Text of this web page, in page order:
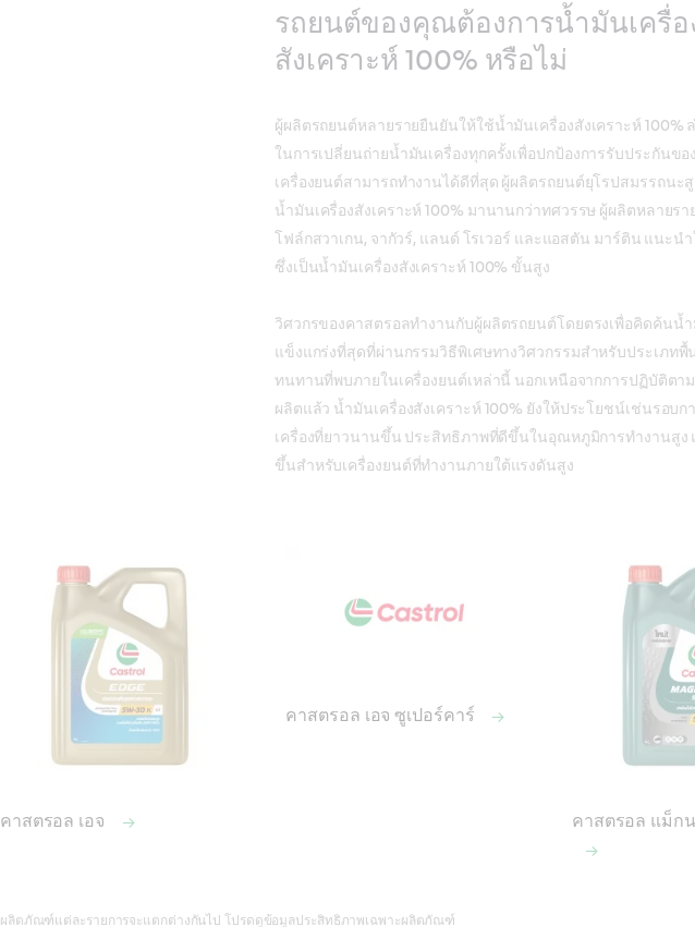
รถยนต์ของคุณต้องการน้ำมันเครื่อ
สังเคราะห์ 100% หรือไม่
ผู้ผลิตรถยนต์หลายรายยืนยันให้ใช้น้ำมันเครื่องสังเคราะห์ 100%
ในการเปลี่ยนถ่ายน้ำมันเครื่องทุกครั้งเพื่อปกป้องการรับประกันข
เครื่องยนต์สามารถทำงานได้ดีที่สุด ผู้ผลิตรถยนต์ยุโรปสมรรถนะ
น้ำมันเครื่องสังเคราะห์ 100% มานานกว่าทศวรรษ ผู้ผลิตหลายรา
โฟล์กสวาเกน, จากัวร์, แลนด์ โรเวอร์ และแอสตัน มาร์ติน แนะน
ซึ่งเป็นน้ำมันเครื่องสังเคราะห์ 100% ขั้นสูง
วิศวกรของคาสตรอลทำงานกับผู้ผลิตรถยนต์โดยตรงเพื่อคิดค้นน้ำ
แข็งแกร่งที่สุดที่ผ่านกรรมวิธีพิเศษทางวิศวกรรมสำหรับประเภทพื้
ทนทานที่พบภายในเครื่องยนต์เหล่านี้ นอกเหนือจากการปฏิบัติตา
ผลิตแล้ว น้ำมันเครื่องสังเคราะห์ 100% ยังให้ประโยชน์เช่นรอบ
เครื่องที่ยาวนานขึ้น ประสิทธิภาพที่ดีขึ้นในอุณหภูมิการทำงานสูง
ขึ้นสำหรับเครื่องยนต์ที่ทำงานภายใต้แรงดันสูง
คาสตรอล เอจ
คาสตรอล เอจ ซูเปอร์คาร์
คาสตรอล แม็ก
ผลิตภัณฑ์แต่ละรายการจะแตกต่างกันไป โปรดดูข้อมูลประสิทธิภาพเฉพาะผลิตภัณฑ์